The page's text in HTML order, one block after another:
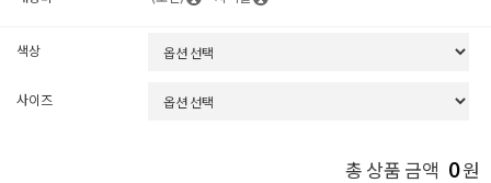
색상
사이즈
총 상품 금액 0원